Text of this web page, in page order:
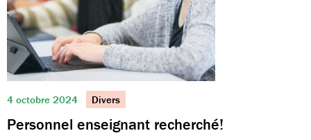
4 octobre 2024 Divers
Personnel enseignant recherché!